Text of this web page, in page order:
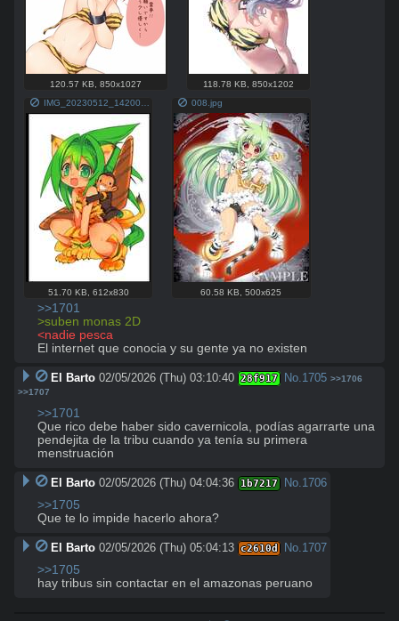
120.57 KB,850x1027 118.78 KB, 850x1202
51.70 KB 612x830
008.jpg
60.58 KB ,500x625
>>1701
>suben monas 2D
<nadie pesca
El internet que conocia y su gente ya no existen
El Barto 02/05/2026 (Thu) 03:10:40 28f917 No.1705 >>1706
>>1707
>>1701
Que rico debe haber sido cavernicola, podías agarrarte una
pendejita de la tribu cuando ya tenía su primera
menstruación
El Barto 02/05/2026 (Thu) 04:04:36 1b7217 No.1706
>>1705
Que te lo impide hacerlo ahora?
El Barto 02/05/2026 (Thu) 05:04:13 c2610d No.1707
>>1705
hay tribus sin contactar en el amazonas peruano